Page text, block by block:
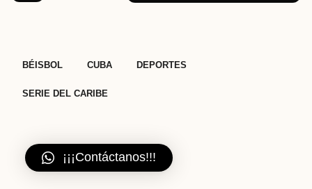
n
BÉISBOL CUBA DEPORTES
SERIE DEL CARIBE
¡¡¡Contáctanos!!!